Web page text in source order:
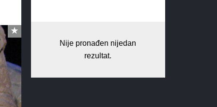
Nije pronađen nijedan
rezultat.